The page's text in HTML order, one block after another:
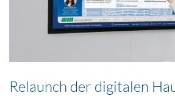
Relaunch der digitalen